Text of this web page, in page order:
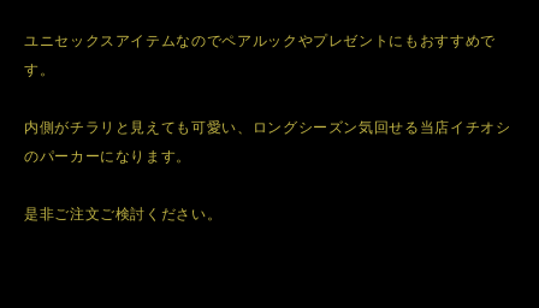
ユニセックスアイテムなのでペアルックやプレゼントにもおすすめで
す。
内側がチラリと見えても可愛い、ロングシーズン気回せる当店イチオシ
のパーカーになります。
是非ご注文ご検討ください。